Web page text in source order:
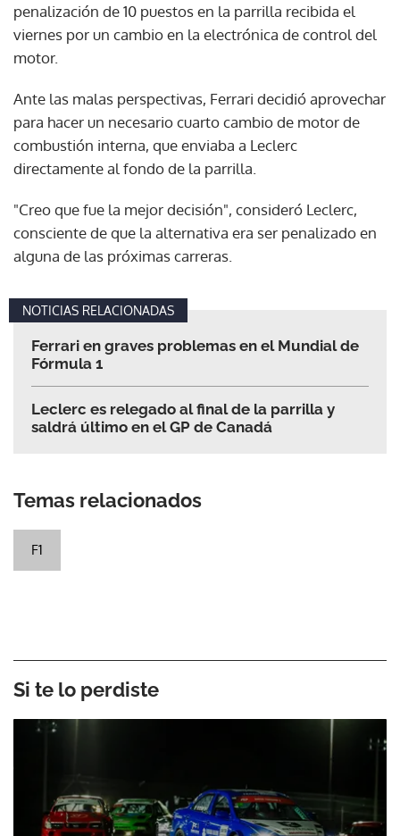
penalización de 10 puestos en la parrilla recibida el
viernes por un cambio en la electrónica de control del
motor.
Ante las malas perspectivas, Ferrari decidió aprovechar
para hacer un necesario cuarto cambio de motor de
combustión interna, que enviaba a Leclerc
directamente al fondo de la parrilla.
"Creo que fue la mejor decisión", consideró Leclerc,
consciente de que la alternativa era ser penalizado en
alguna de las próximas carreras.
NOTICIAS RELACIONADAS
Ferrari en graves problemas en el Mundial de
Fórmula 1
Leclerc es relegado al final de la parrilla y
saldrá último en el GP de Canadá
Temas relacionados
F1
Si te lo perdiste